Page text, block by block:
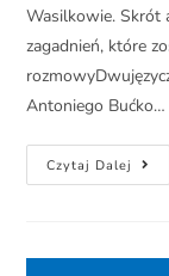
Wasilkowie. Skrót
zagadnień, które
Antoniego Bućko…
Czytaj Dalej